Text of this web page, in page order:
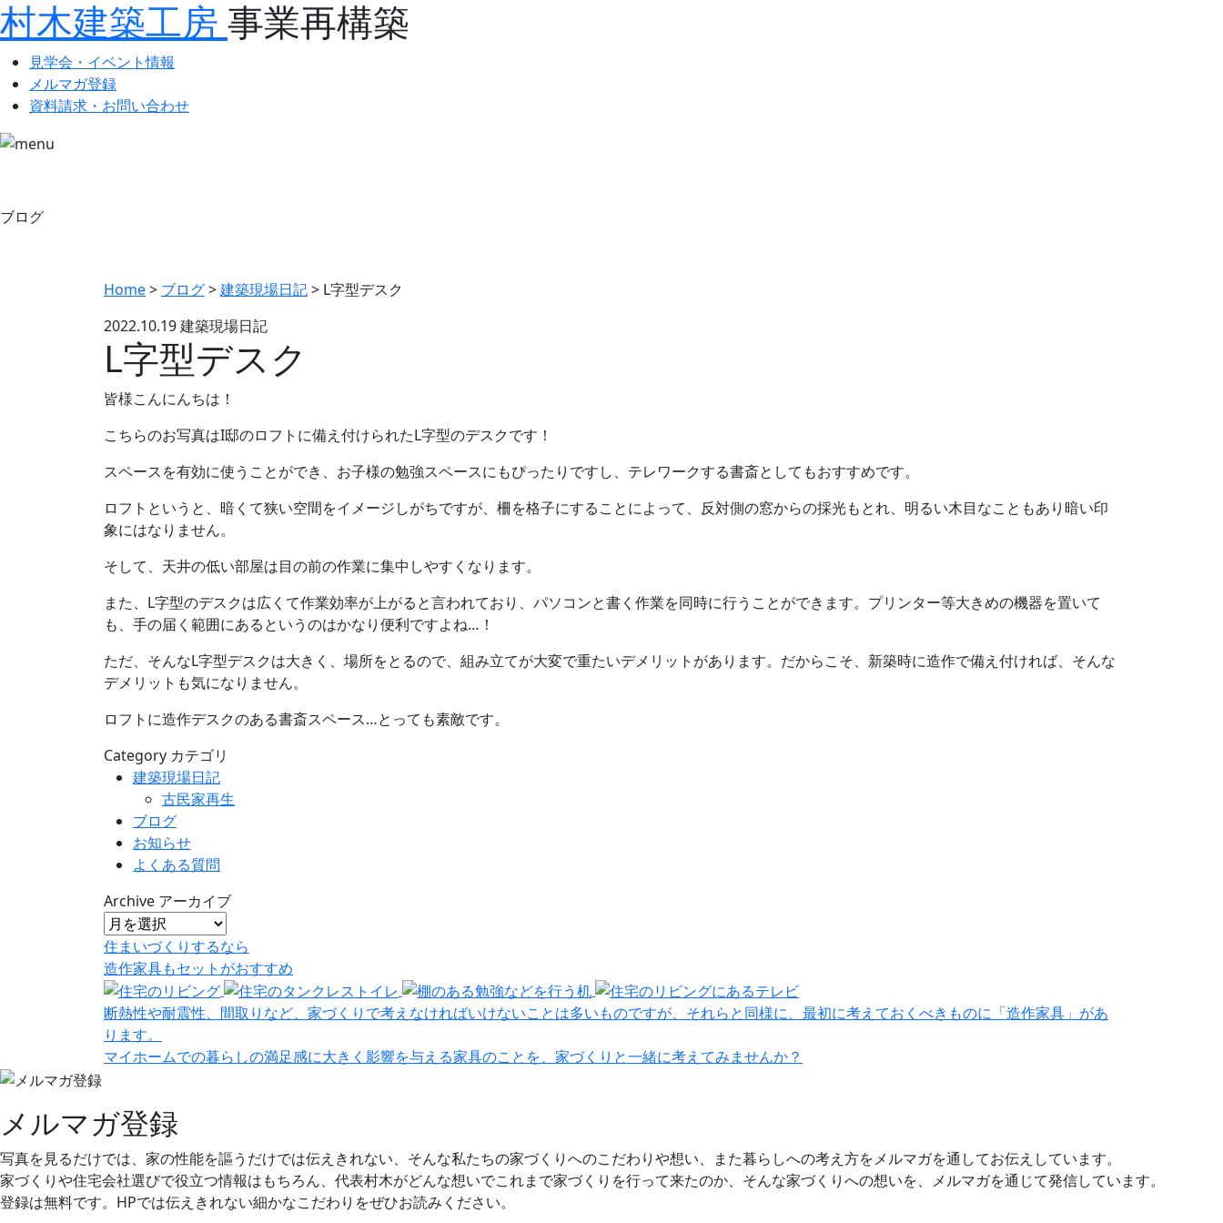
村木建築工房 事業再構築
見学会・イベント情報
メルマガ登録
資料請求・お問い合わせ
ブログ
Home> ブログ>建築現場日記> L字型デスク
2022.10.19建築現場日記
L字型デスク
皆様こんにんちは！
こちらのお写真はI邸のロフトに備え付けられたL字型のデスクです！
スペースを有効に使うことができ、お子様の勉強スペースにもぴったりですし、テレワークする書斎としてもおすすめです。
ロフトというと、暗くて狭い空間をイメージしがちですが、柵を格子にすることによって、反対側の窓からの採光もとれ、明るい木目なこともあり暗い印
象にはなりません。
そして、天井の低い部屋は目の前の作業に集中しやすくなります。
また、L字型のデスクは広くて作業効率が上がると言われており、パソコンと書く作業を同時に行うことができます。プリンター等大きめの機器を置いて
も、手の届く範囲にあるというのはかなり便利ですよね…！
ただ、そんなL字型デスクは大きく、場所をとるので、組み立てが大変で重たいデメリットがあります。だからこそ、新築時に造作で備え付ければ、そんな
デメリットも気になりません。
ロフトに造作デスクのある書斎スペース…とっても素敵です。
Category カテゴリ
建築現場日記
古民家再生
ブログ
お知らせ
よくある質問
Archive アーカイブ
住まいづくりするなら
造作家具もセット がおすすめ
断熱性や耐震性、間取りなど、家づくりで考えなければいけないことは多いものですが、それらと同様に、最初に考えておくべきものに「造作家具」があ
ります。
マイホームでの暮らしの満足感に大きく影響を与える家具のことを、家づくりと一緒に考えてみませんか？
メルマガ登録
写真を見るだけでは、家の性能を謳うだけでは伝えきれない、そんな私たちの家づくりへのこだわりや想い、また暮らしへの考え方をメルマガを通してお伝えしています。
家づくりや住宅会社選びで役立つ情報はもちろん、代表村木がどんな想いでこれまで家づくりを行って来たのか、そんな家づくりへの想いを、メルマガを通じて発信しています。
登録は無料です。HPでは伝えきれない細かなこだわりをぜひお読みください。